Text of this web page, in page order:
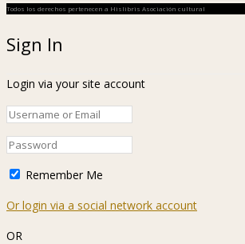
Todos los derechos pertenecen a Hislibris Asociación cultural
Sign In
Login via your site account
Remember Me
Or login via a social network account
OR